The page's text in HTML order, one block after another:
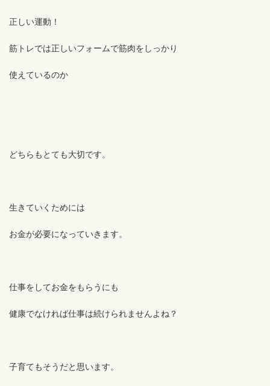
正しい運動！
筋トレでは正しいフォームで筋肉をしっかり
使えているのか
どちらもとても大切です。
生きていくためには
お金が必要になっていきます。
仕事をしてお金をもらうにも
健康でなければ仕事は続けられませんよね？
子育てもそうだと思います。